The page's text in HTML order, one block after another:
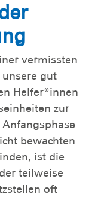
vermissten
unsere gut
Helfer*innen
zur
bewachten
ist die
teilweise
oft